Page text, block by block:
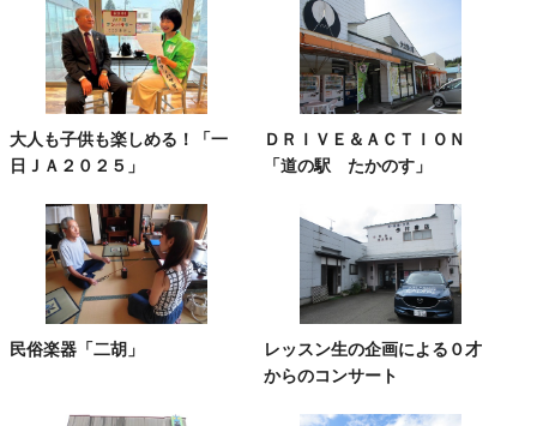
大人も子供も楽しめる！「一
日ＪＡ２０２５」
ＤＲＩＶＥ＆ＡＣＴＩＯＮ
「道の駅 たかのす」
民俗楽器「二胡」
レッスン生の企画による０才
からのコンサート